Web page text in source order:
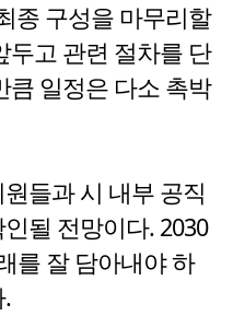
종 구성을 마무리할
두고 관련 절차를 단
큼 일정은 다소 촉박
들과 시 내부 공직
될 전망이다. 2030
를 잘 담아내야 하